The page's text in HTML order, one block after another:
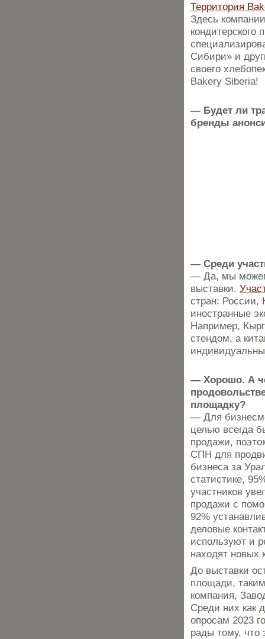
Территория
Здесь
кондитерского
Сибири» и
своего
Bakery Siberia!
— Будет ли
бренды
— Среди
— Да, мы можем
выставки.
стран: России,
иностранные
Например,
стендом, а
— Хорошо. А
площадку?
— Для
целью всегда
продажи,
СПН для
бизнеса за
статистике,
участников
продажи с
92%
деловые
используют и
находят новых
До выставки
площади,
компания,
Среди них как
опросам 2023
рады тому, что